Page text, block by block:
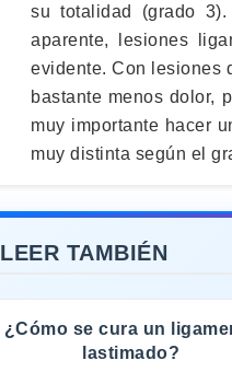
su totalidad (grado
aparente, lesiones
evidente. Con lesiones
bastante menos dolor,
muy importante hacer
muy distinta según el
LEER TAMBIÉN
¿Cómo se cura un
lastimado?